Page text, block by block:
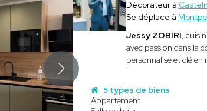
Décorateur à
Se déplace à
Jessy ZOBIRI,
avec passion dans la
personnalisé et clé en
5 types de biens
Appartement